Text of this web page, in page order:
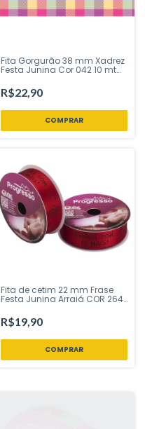
Fita Gorgurão 38 mm Xadrez
Festa Junina Cor 042 10 mt
Festa Loja
R$22,90
Fita de cetim 22 mm Frase
Festa Junina Arraiá COR 264
sua Festa Loja
R$19,90